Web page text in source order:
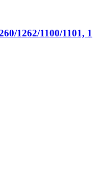
1262/1100/1101, 1